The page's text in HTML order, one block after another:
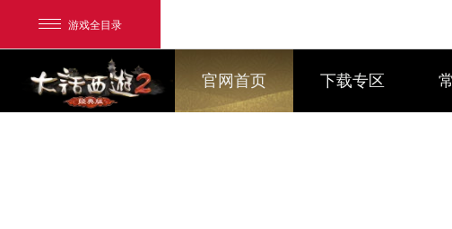
游戏全目录
官网首页 下载专区